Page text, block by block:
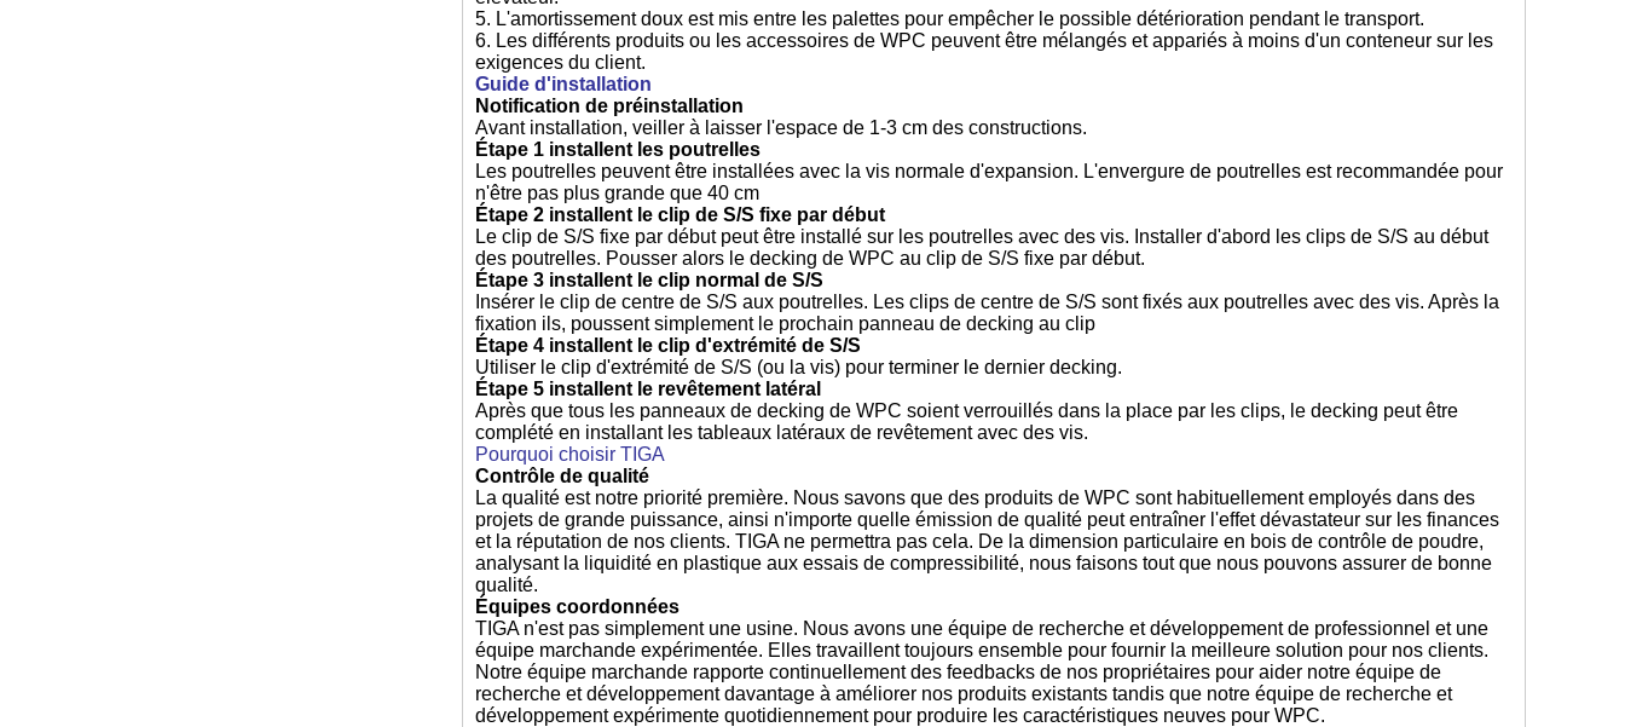
5. L'amortissement doux est mis entre les palettes pour empêcher le possible détérioration pendant le transport.
6. Les différents produits ou les accessoires de WPC peuvent être mélangés et appariés à moins d'un conteneur sur les
exigences du client.
Guide d'installation
Notification de préinstallation
Avant installation, veiller à laisser l'espace de 1-3 cm des constructions.
Étape 1 installent les poutrelles
Les poutrelles peuvent être installées avec la vis normale d'expansion. L'envergure de poutrelles est recommandée pour
n'être pas plus grande que 40 cm
Étape 2 installent le clip de S/S fixe par début
Le clip de S/S fixe par début peut être installé sur les poutrelles avec des vis. Installer d'abord les clips de S/S au début
des poutrelles. Pousser alors le decking de WPC au clip de S/S fixe par début.
Étape 3 installent le clip normal de S/S
Insérer le clip de centre de S/S aux poutrelles. Les clips de centre de S/S sont fixés aux poutrelles avec des vis. Après la
fixation ils, poussent simplement le prochain panneau de decking au clip
Étape 4 installent le clip d'extrémité de S/S
Utiliser le clip d'extrémité de S/S (ou la vis) pour terminer le dernier decking.
Étape 5 installent le revêtement latéral
Après que tous les panneaux de decking de WPC soient verrouillés dans la place par les clips, le decking peut être
complété en installant les tableaux latéraux de revêtement avec des vis.
Pourquoi choisir TIGA
Contrôle de qualité
La qualité est notre priorité première. Nous savons que des produits de WPC sont habituellement employés dans des
projets de grande puissance, ainsi n'importe quelle émission de qualité peut entraîner l'effet dévastateur sur les finances
et la réputation de nos clients. TIGA ne permettra pas cela. De la dimension particulaire en bois de contrôle de poudre,
analysant la liquidité en plastique aux essais de compressibilité, nous faisons tout que nous pouvons assurer de bonne
qualité.
Équipes coordonnées
TIGA n'est pas simplement une usine. Nous avons une équipe de recherche et développement de professionnel et une
équipe marchande expérimentée. Elles travaillent toujours ensemble pour fournir la meilleure solution pour nos clients.
Notre équipe marchande rapporte continuellement des feedbacks de nos propriétaires pour aider notre équipe de
recherche et développement davantage à améliorer nos produits existants tandis que notre équipe de recherche et
développement expérimente quotidiennement pour produire les caractéristiques neuves pour WPC.